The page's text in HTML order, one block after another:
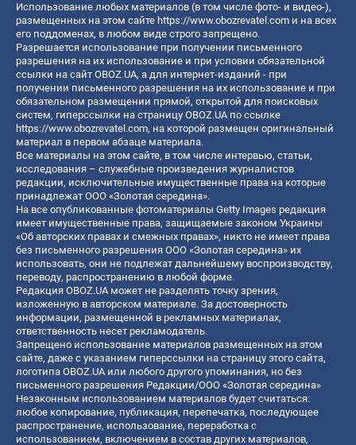
Использование любых материалов (в том числе фото- и видео-),
размещенных на этом сайте https://www.obozrevatel.com и на всех
его поддоменах, в любом виде строго запрещено.
Разрешается использование при получении письменного
разрешения на их использование и при условии обязательной
ссылки на сайт OBOZ.UA, а для интернет-изданий - при
получении письменного разрешения на их использование и при
обязательном размещении прямой, открытой для поисковых
систем, гиперссылки на страницу OBOZ.UA по ссылке
https://www.obozrevatel.com, на которой размещен оригинальный
материал в первом абзаце материала.
Все материалы на этом сайте, в том числе интервью, статьи,
исследования – служебные произведения журналистов
редакции, исключительные имущественные права на которые
принадлежат ООО «Золотая середина».
На все опубликованные фотоматериалы Getty Images редакция
имеет имущественные права, защищаемые законом Украины
«Об авторских правах и смежных правах», никто не имеет права
без письменного разрешения ООО «Золотая середина» их
использовать, они не подлежат дальнейшему воспроизводству,
переводу, распространению в любой форме.
Редакция OBOZ.UA может не разделять точку зрения,
изложенную в авторском материале. За достоверность
информации, размещенной в рекламных материалах,
ответственность несет рекламодатель.
Запрещено использование материалов размещенных на этом
сайте, даже с указанием гиперссылки на страницу этого сайта,
логотипа OBOZ.UA или любого другого упоминания, но без
письменного разрешения Редакции/ООО «Золотая середина»
Незаконным использованием материалов будет считаться:
любое копирование, публикация, перепечатка, последующее
распространение, использование, переработка с
использованием, включением в состав других материалов,